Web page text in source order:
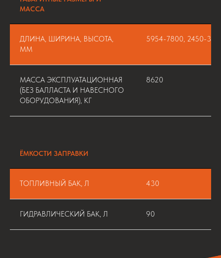
МАССА
ДЛИНА, ШИРИНА, ВЫСОТА,
ММ
5954-7800, 2450-
МАССА ЭКСПЛУАТАЦИОННАЯ
(БЕЗ БАЛЛАСТА И НАВЕСНОГО
ОБОРУДОВАНИЯ), КГ
8620
ЁМКОСТИ ЗАПРАВКИ
ТОПЛИВНЫЙ БАК, Л 430
ГИДРАВЛИЧЕСКИЙ БАК, Л 90